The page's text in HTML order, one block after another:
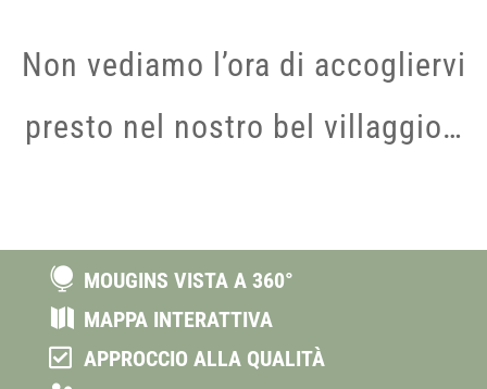
Non vediamo l’ora di accogliervi
presto nel nostro bel villaggio…
 MOUGINS VISTA A 360°
 MAPPA INTERATTIVA
 APPROCCIO ALLA QUALITÀ